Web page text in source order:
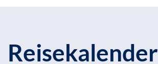
Reisekalender